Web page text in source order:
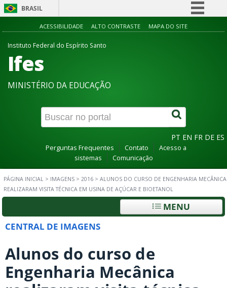
BRASIL
Simplifique!
Canais
ACESSIBILIDADE ALTO CONTRASTE MAPA DO SITE
Instituto Federal do Espírito Santo
Ifes
MINISTÉRIO DA EDUCAÇÃO
PT EN FR DE ES
Perguntas Frequentes Contato
Acesso a
sistemas
Comunicação
PÁGINA INICIAL > IMAGENS > 2016 > ALUNOS DO CURSO DE ENGENHARIA MECÂNICA
REALIZARAM VISITA TÉCNICA EM USINA DE AÇÚCAR E BIOETANOL
MENU
CENTRAL DE IMAGENS
Alunos do curso de
Engenharia Mecânica